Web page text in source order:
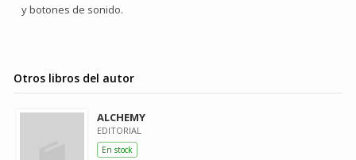
y botones de sonido.
Otros libros del autor
ALCHEMY
EDITORIAL
En stock